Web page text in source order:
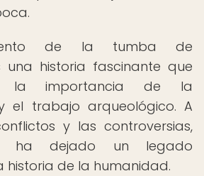
de la tumba de
una historia fascinante que
la importancia de la
el trabajo arqueológico. A
y las controversias,
ha dejado un legado
historia de la humanidad.